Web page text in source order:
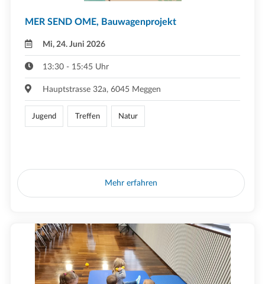
MER SEND OME, Bauwagenprojekt
Mi, 24. Juni 2026
13:30 - 15:45 Uhr
Hauptstrasse 32a, 6045 Meggen
Jugend Treffen Natur
Mehr erfahren